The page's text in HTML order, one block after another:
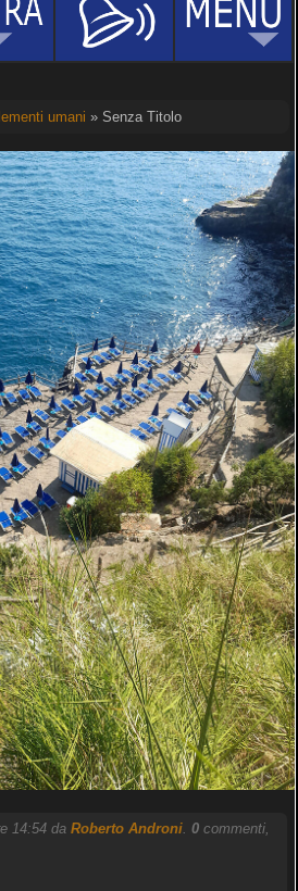
umani » Senza Titolo
14:54 da Roberto Androni. 0commenti,